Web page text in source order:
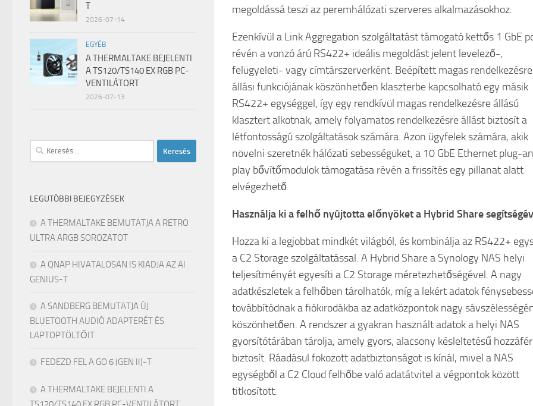
megoldássá teszi az peremhálózati szerveres alkalmazásokhoz.
Ezenkívül a Link Aggregation szolgáltatást támogató kettős 1 GbE
révén a vonzó árú RS422+ ideális megoldást jelent levelező-,
felügyeleti- vagy címtárszerverként. Beépített magas rendelkezésre
állási funkciójának köszönhetően klaszterbe kapcsolható egy másik
RS422+ egységgel, így egy rendkívül magas rendelkezésre állású
klasztert alkotnak, amely folyamatos rendelkezésre állást biztosít a
létfontosságú szolgáltatások számára. Azon ügyfelek számára, akik
növelni szeretnék hálózati sebességüket, a 10 GbE Ethernet plug-
play bővítőmodulok támogatása révén a frissítés egy pillanat alatt
elvégezhető.
Használja ki a felhő nyújtotta előnyöket a Hybrid Share
Hozza ki a legjobbat mindkét világból, és kombinálja az RS422+
a C2 Storage szolgáltatással. A Hybrid Share a Synology NAS helyi
teljesítményét egyesíti a C2 Storage méretezhetőségével. A nagy
adatkészletek a felhőben tárolhatók, míg a lekért adatok
továbbítódnak a fiókirodákba az adatközpontok nagy
köszönhetően. A rendszer a gyakran használt adatok a helyi NAS
gyorsítótárában tárolja, amely gyors, alacsony késleltetésű
biztosít. Ráadásul fokozott adatbiztonságot is kínál, mivel a NAS
egységből a C2 Cloud felhőbe való adatátvitel a végpontok között
titkosított.
T
2026-07-14
EGYÉB
A THERMALTAKE BEJELENTI
A TS120/TS140 EX RGB PC-
VENTILÁTORT
2026-07-13
Keresés:
LEGUTÓBBI BEJEGYZÉSEK
A THERMALTAKE BEMUTATJA A RETRO
ULTRA ARGB SOROZATOT
A QNAP HIVATALOSAN IS KIADJA AZ AI
GENIUS-T
A SANDBERG BEMUTATJA ÚJ
BLUETOOTH AUDIÓ ADAPTERÉT ÉS
LAPTOPTÖLTŐIT
FEDEZD FEL A GO 6 (GEN II)-T
A THERMALTAKE BEJELENTI A